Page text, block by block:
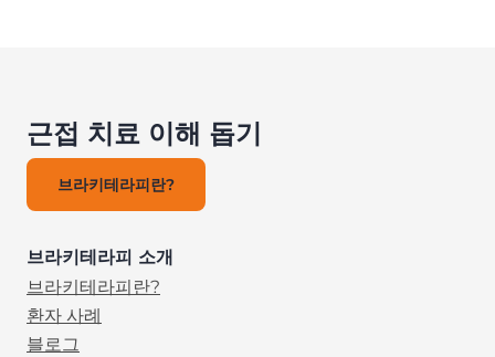
근접 치료 이해 돕기
브라키테라피란?
브라키테라피 소개
브라키테라피란?
환자 사례
블로그